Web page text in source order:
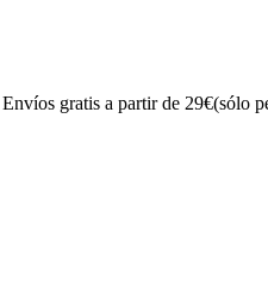
gratis a partir de 29€(sólo